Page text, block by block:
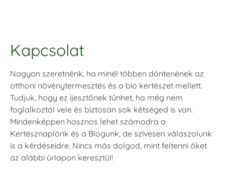
Kapcsolat
Nagyon szeretnénk, ha minél többen döntenének az
otthoni növénytermesztés és a bio kertészet mellett.
Tudjuk, hogy ez ijesztőnek tűnhet, ha még nem
foglalkoztál vele és biztosan sok kétséged is van.
Mindenképpen hasznos lehet számodra a
Kertésznaplónk és a Blogunk, de szívesen válaszolunk
is a kérdéseidre. Nincs más dolgod, mint feltenni őket
az alábbi űrlapon keresztül!